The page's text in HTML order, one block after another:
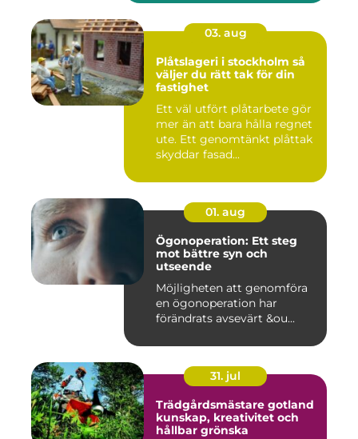
03. aug
Plåtslageri i stockholm så
väljer du rätt tak för din
fastighet
Ett väl utfört plåtarbete gör
mer än att bara hålla regnet
ute. Ett genomtänkt plåttak
skyddar fasad...
01. aug
Ögonoperation: Ett steg
mot bättre syn och
utseende
Möjligheten att genomföra
en ögonoperation har
förändrats avsevärt &ou...
31. jul
Trädgårdsmästare gotland
kunskap, kreativitet och
hållbar grönska